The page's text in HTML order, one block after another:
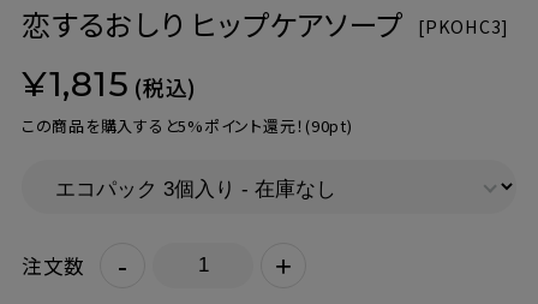
恋するおしり ヒップケアソープ [PKOHC3]
¥1,815 (税込)
この商品を購入すると5%ポイント還元！ (90pt)
注文数 - +